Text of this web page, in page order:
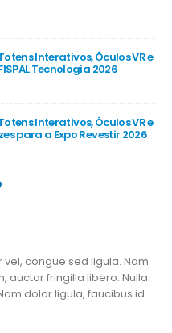
Interativos, Óculos VR e
Tecnologia 2026
Interativos, Óculos VR e
para a Expo Revestir 2026
congue sed ligula. Nam
auctor fringilla libero. Nulla
dolor ligula, faucibus id